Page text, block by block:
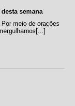
semana
meio de orações